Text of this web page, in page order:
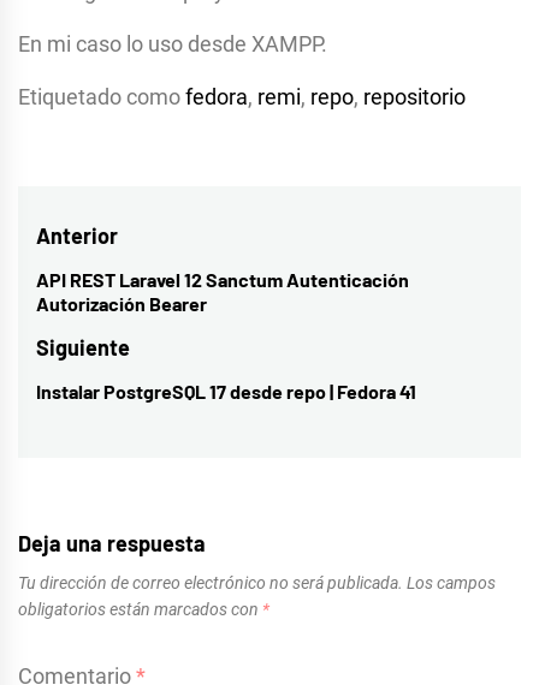
En mi caso lo uso desde XAMPP.
Etiquetado comofedora, remi, repo, repositorio
Navegación
de
Anterior
Entrada
anterior:
API REST Laravel 12 Sanctum Autenticación
Autorización Bearer
Siguiente
Entrada
Instalar PostgreSQL 17 desde repo | Fedora 41
Deja una respuesta
Tu dirección de correo electrónico no será publicada. Los campos
obligatorios están marcados con *
Comentario*